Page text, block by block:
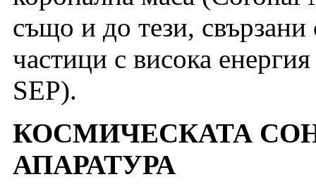
също и до тези, свързани
частици с висока
SEP).
КОСМИЧЕСКАТА
АПАРАТУРА